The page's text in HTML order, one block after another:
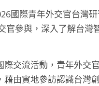
國際青年外交官台灣
參與，深入了解台灣
際交流活動，青年外交
由實地參訪認識台灣